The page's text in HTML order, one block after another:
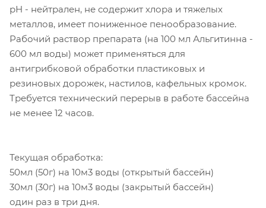
рН - нейтрален, не содержит хлора и тяжелых
металлов, имеет пониженное пенообразование.
Рабочий раствор препарата (на 100 мл Альгитинна -
600 мл воды) может применяться для
антигрибковой обработки пластиковых и
резиновых дорожек, настилов, кафельных кромок.
Требуется технический перерыв в работе бассейна
не менее 12 часов.
Текущая обработка:
50мл (50г) на 10м3 воды (открытый бассейн)
30мл (30г) на 10м3 воды (закрытый бассейн)
один раз в три дня.